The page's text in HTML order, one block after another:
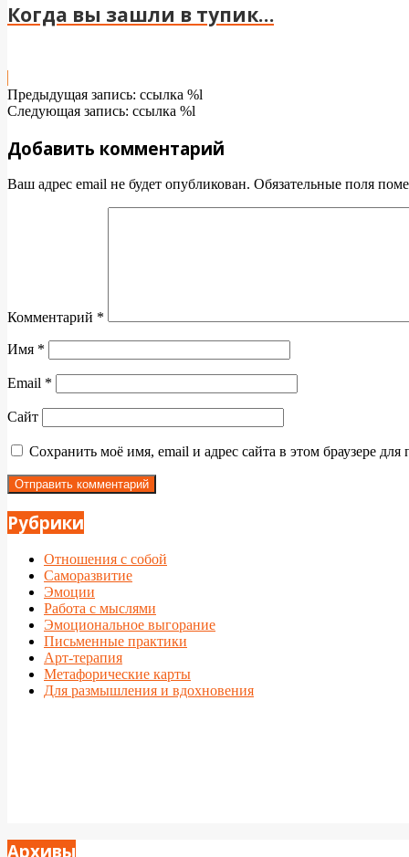
Когда вы зашли в тупик…
2025-
02-
Предыдущая запись: ссылка %l
Следующая запись: ссылка %l
Добавить комментарий
Ваш адрес email не будет опубликован. Обязательные поля
Комментарий *
Имя *
Email *
Сайт
Сохранить моё имя, email и адрес сайта в этом браузере
Рубрики
Отношения с собой
Саморазвитие
Эмоции
Работа с мыслями
Эмоциональное выгорание
Письменные практики
Арт-терапия
Метафорические карты
Для размышления и вдохновения
Архивы